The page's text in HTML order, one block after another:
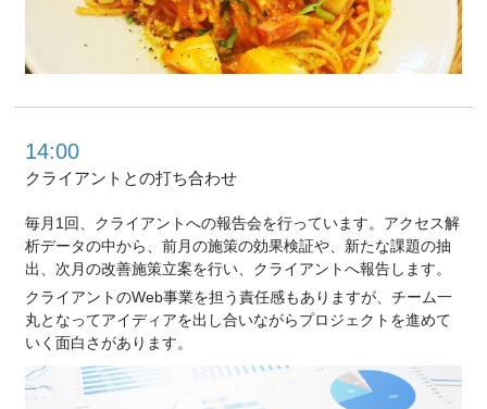
14:00
クライアントとの打ち合わせ
毎月1回、クライアントへの報告会を行っています。アクセス解
析データの中から、前月の施策の効果検証や、新たな課題の抽
出、次月の改善施策立案を行い、クライアントへ報告します。
クライアントのWeb事業を担う責任感もありますが、チーム一
丸となってアイディアを出し合いながらプロジェクトを進めて
いく面白さがあります。